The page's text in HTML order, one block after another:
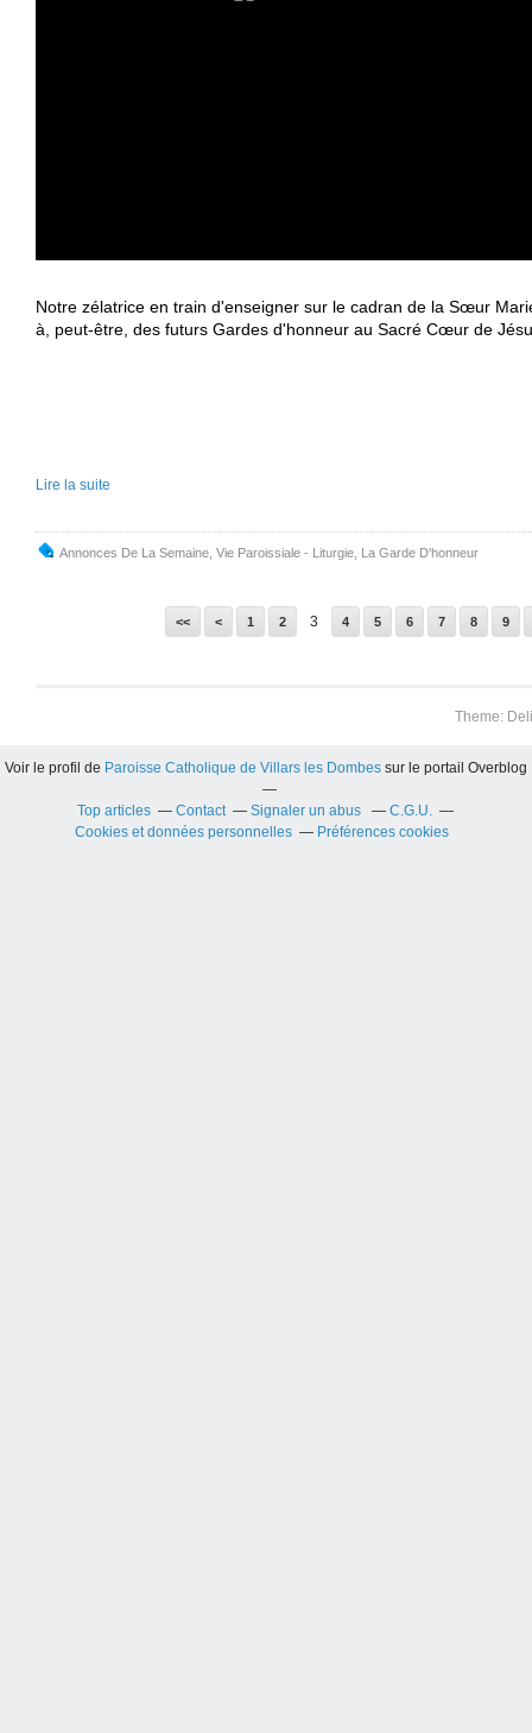
Notre zélatrice en train d'enseigner sur le cadran de la Sœur
à, peut-être, des futurs Gardes d'honneur au Sacré Cœur de
Lire la suite
Annonces De La Semaine Vie Paroissiale - Liturgie La Garde D'honneur
<< < 1 2 3 4 5 6 7 8 9
Theme:
Voir le profil de Paroisse Catholique de Villars les Dombes sur le portail Overblog
Top articles Contact Signaler un abus
C.G.U.
Cookies et données personnelles
Préférences cookies